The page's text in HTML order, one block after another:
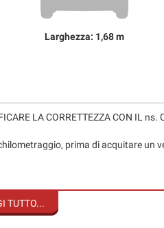
Larghezza: 1,68 m
LA CORRETTEZZA CON IL ns.
prima di acquitare un
TUTTO...